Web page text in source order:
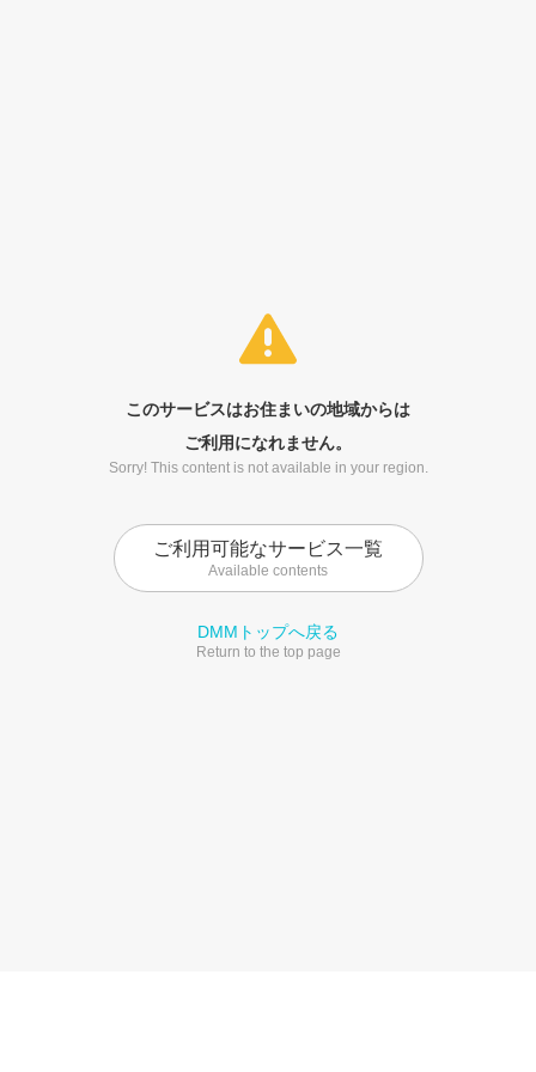
このサービスはお住まいの地域からは
ご利用になれません。
Sorry! This content is not available in your region.
ご利用可能なサービス一覧
Available contents
DMMトップへ戻る
Return to the top page